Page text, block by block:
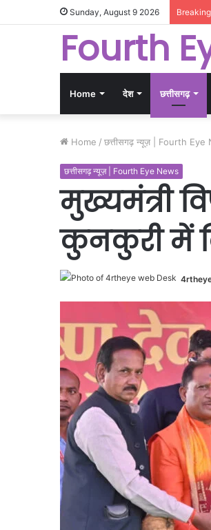
Sunday, August 9 2026
Fourth
Home देश छत्तीसगढ़
Home / छत्तीसगढ़ न्यूज़ | Fourth Eye
छत्तीसगढ़ न्यूज़ | Fourth Eye News
मुख्यमंत्री
कुनकुरी में